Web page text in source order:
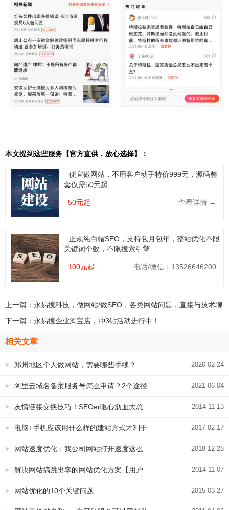
本文提到这些服务【官方直供，放心选择】：
便宜做网站，不用客户动手特价999元，源码整
套仅需50元起
50元起 查看详情 →
正规纯白帽SEO，支持包月包年，整站优化不限
关键词个数，不限搜索引擎
100元起 电话/微信：13526646200
上一篇： 永易搜科技，做网站/做SEO，各类网站问题，直接与技术聊
下一篇： 永易搜企业淘宝店，冲3钻活动进行中！
相关文章
2020-02-24
郑州地区个人做网站，需要哪些手续？
2021-06-04
阿里云域名备案服务号怎么申请？2个途径
详细给您讲 2014-11-13
友情链接交换技巧！SEOer呕心沥血大总
结，经典的让人无法想象！ 2017-02-17
电脑+手机应该用什么样的建站方式才利于
SEO 2018-12-28
网站速度优化：我公司网站打开速度这么
快，别人都是延迟800毫秒，我们的只有3
毫秒
2014-11-07
解决网站搞跳出率的网站优化方案【用户
体验提升秘籍】 2015-03-27
网站优化的10个关键问题